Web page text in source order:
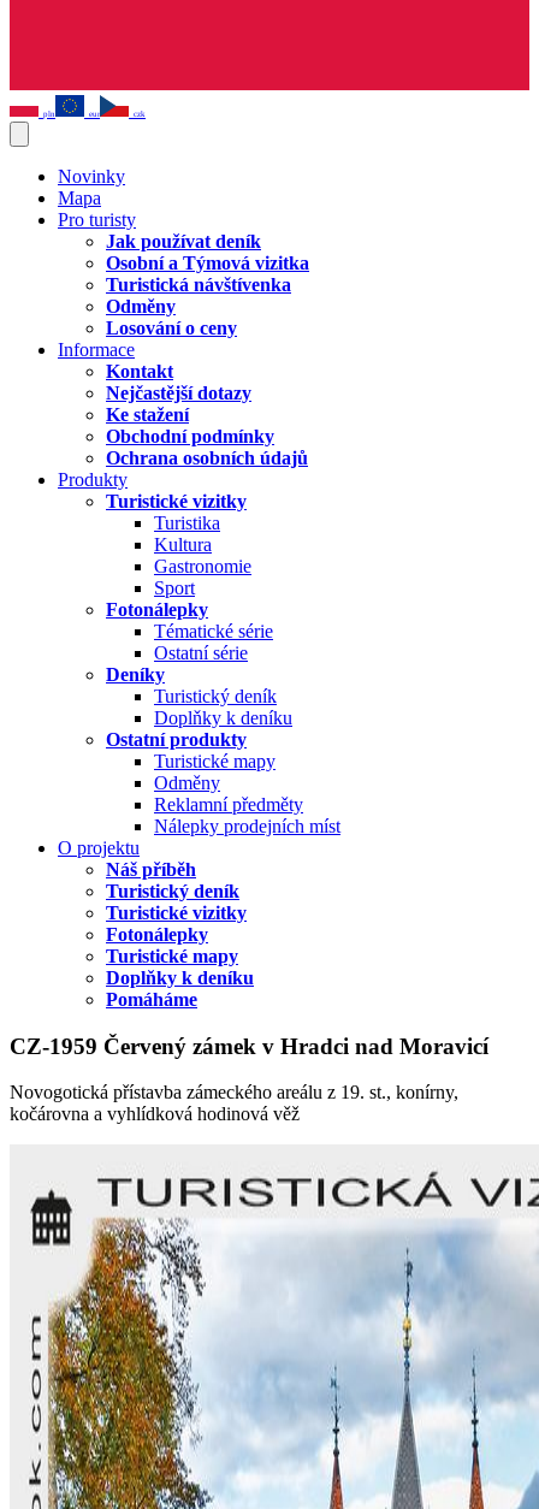
pln eur czk
Novinky
Mapa
Pro turisty
Jak používat deník
Osobní a Týmová vizitka
Turistická návštívenka
Odměny
Losování o ceny
Informace
Kontakt
Nejčastější dotazy
Ke stažení
Obchodní podmínky
Ochrana osobních údajů
Produkty
Turistické vizitky
Turistika
Kultura
Gastronomie
Sport
Fotonálepky
Tématické série
Ostatní série
Deníky
Turistický deník
Doplňky k deníku
Ostatní produkty
Turistické mapy
Odměny
Reklamní předměty
Nálepky prodejních míst
O projektu
Náš příběh
Turistický deník
Turistické vizitky
Fotonálepky
Turistické mapy
Doplňky k deníku
Pomáháme
CZ-1959 Červený zámek v Hradci nad Moravicí
Novogotická přístavba zámeckého areálu z 19. st., konírny,
kočárovna a vyhlídková hodinová věž